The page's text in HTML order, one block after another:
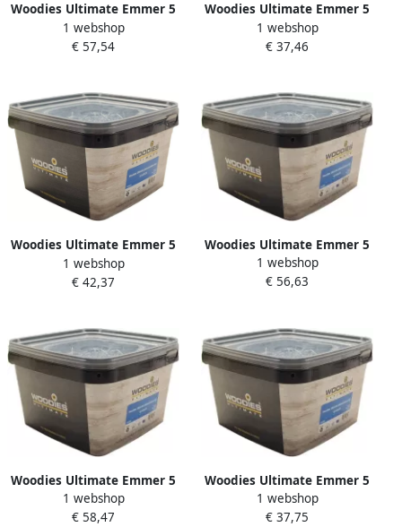
Woodies Ultimate Emmer 5
0x120 70 vk T25 verzinkt |
250 stuks 61999057
1 webshop
€ 57,54
Woodies Ultimate Emmer 5
0x100 60 vk T25 verzinkt |
350 stuks 61999056
1 webshop
€ 37,46
Woodies Ultimate Emmer 5
0x 90 55 vk T25 verzinkt |
450 stuks 61999055
1 webshop
€ 42,37
Woodies Ultimate Emmer 5
0x 60 35 vk T25 verzinkt |
1000 stuks 61999052
1 webshop
€ 56,63
Woodies Ultimate Emmer 5
0x 50 30 vk T25 verzinkt |
1100 stuks 61999051
1 webshop
€ 58,47
Woodies Ultimate Emmer 5
0x 70 40 vk T25 verzinkt |
600 stuks 61999053
1 webshop
€ 37,75